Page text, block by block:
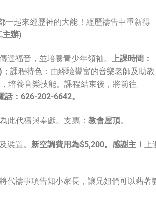
一起來經歷神的大能！經歷禱告中重新得
主辦)
福音，並培養青少年領袖。 上課時間：
；課程特色：由經驗豐富的音樂老師及助教
培養音樂技能。課程結束後，將前往
話： 626-202-6642。
此代禱與奉獻。支票： 教會屋頂。
裝置。 新空調費用為$5,200。感謝主！ 上
代禱事項告知小家長，讓兄姐們可以藉著